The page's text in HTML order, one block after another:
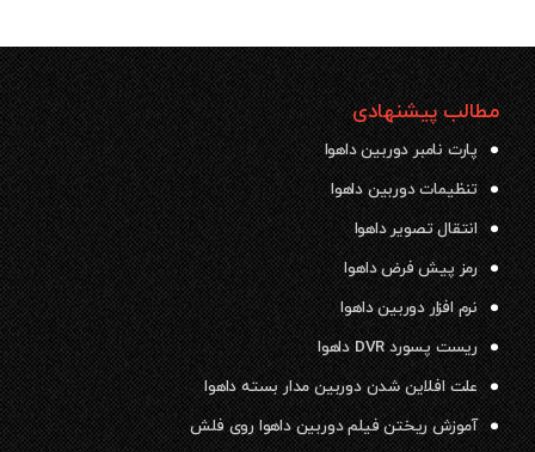
مطالب پیشنهادی
پارت نامبر دوربین داهوا
تنظیمات دوربین داهوا
انتقال تصویر داهوا
رمز پیش فرض داهوا
نرم افزار دوربین داهوا
ریست پسورد DVR داهوا
علت افلاین شدن دوربین مدار بسته داهوا
آموزش ریختن فیلم دوربین داهوا روی فلش